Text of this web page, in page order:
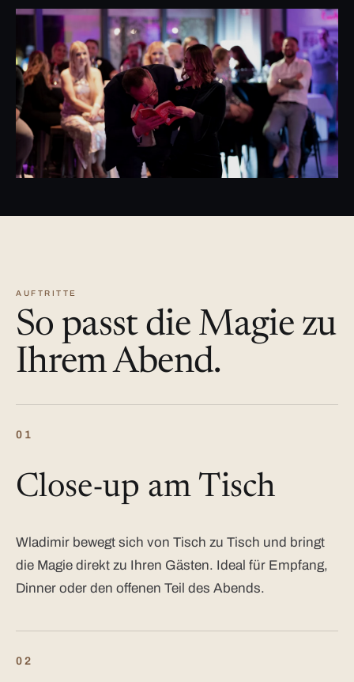
AUFTRITTE
So passt die Magie zu
Ihrem Abend.
01
Close-up am Tisch
Wladimir bewegt sich von Tisch zu Tisch und bringt
die Magie direkt zu Ihren Gästen. Ideal für Empfang,
Dinner oder den offenen Teil des Abends.
02